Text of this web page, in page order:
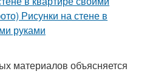
материалов объясняется